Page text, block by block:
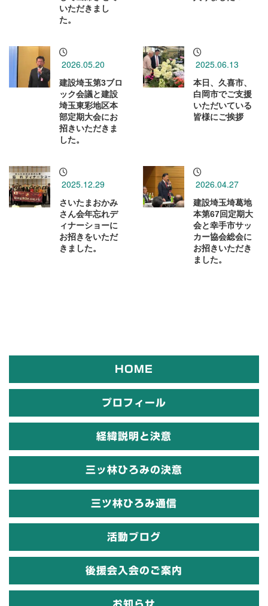
いただきまし
た。
2026.05.20
建設埼玉第3ブロ
ック会議と建設
埼玉東彩地区本
部定期大会にお
招きいただきま
した。
2025.06.13
本日、久喜市、
白岡市でご支援
いただいている
皆様にご挨拶
2025.12.29
さいたまおかみ
さん会年忘れデ
ィナーショーに
お招きをいただ
きました。
2026.04.27
建設埼玉埼葛地
本第67回定期大
会と幸手市サッ
カー協会総会に
お招きいただき
ました。
HOME
プロフィール
経緯説明と決意
三ッ林ひろみの決意
三ツ林ひろみ通信
活動ブログ
後援会入会のご案内
お知らせ